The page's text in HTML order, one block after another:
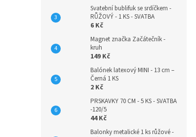
Svatební bublifuk se srdíčkem -
RŮŽOVÝ - 1 KS - SVATBA
6 Kč
Magnet značka Začátečník -
kruh
149 Kč
Balónek latexový MINI - 13 cm –
Černá 1 KS
2 Kč
PRSKAVKY 70 CM - 5 KS - SVATBA
-120/5
44 Kč
Balonky metalické 1 ks růžové -